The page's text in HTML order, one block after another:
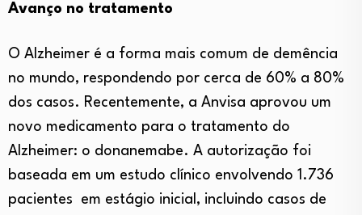
Avanço no tratamento
O Alzheimer é a forma mais comum de demência
no mundo, respondendo por cerca de 60% a 80%
dos casos. Recentemente, a Anvisa aprovou um
novo medicamento para o tratamento do
Alzheimer: o donanemabe. A autorização foi
baseada em um estudo clínico envolvendo 1.736
pacientes em estágio inicial, incluindo casos de